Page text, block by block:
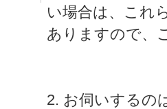
い場合は、これ
ありますので、
2. お伺いするの